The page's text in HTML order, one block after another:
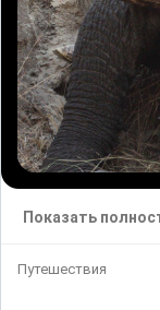
Показать
Путешествия